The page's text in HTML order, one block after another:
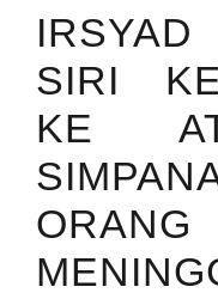
SIRI
KE